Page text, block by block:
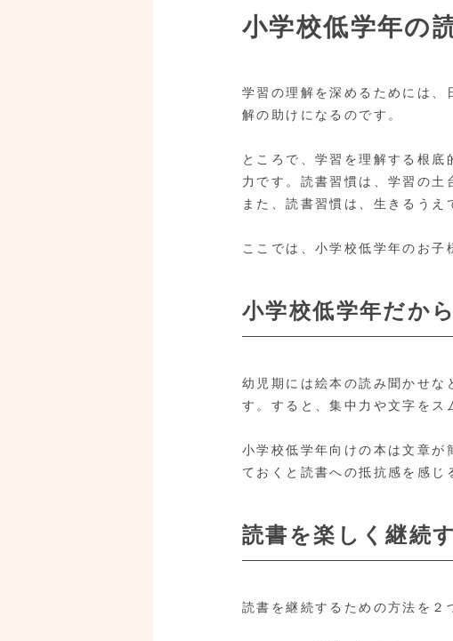
小学校低学年の
学習の理解を深めるためには、
解の助けになるのです。
ところで、学習を理解する根
力です。読書習慣は、学習の土
また、読書習慣は、生きるうえ
ここでは、小学校低学年のお子
小学校低学年だか
幼児期には絵本の読み聞かせな
す。すると、集中力や文字をス
小学校低学年向けの本は文章が
ておくと読書への抵抗感を感じ
読書を楽しく継続
読書を継続するための方法を２